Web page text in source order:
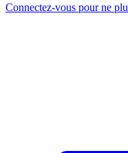
Connectez-vous pour ne